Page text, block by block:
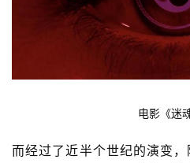
电影《迷
而经过了近半个世纪的演变，